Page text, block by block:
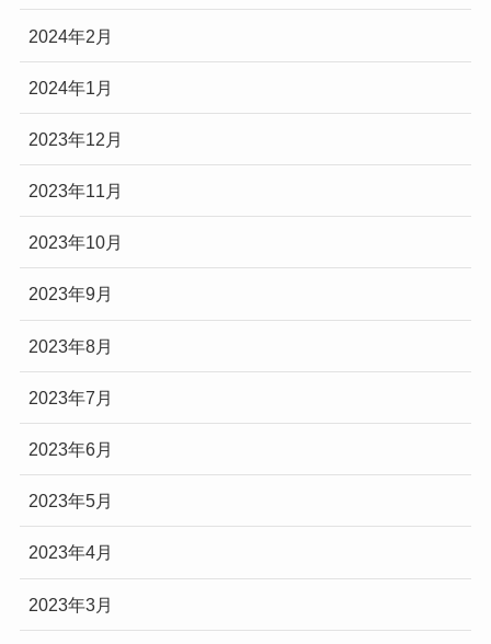
2024年2月
2024年1月
2023年12月
2023年11月
2023年10月
2023年9月
2023年8月
2023年7月
2023年6月
2023年5月
2023年4月
2023年3月